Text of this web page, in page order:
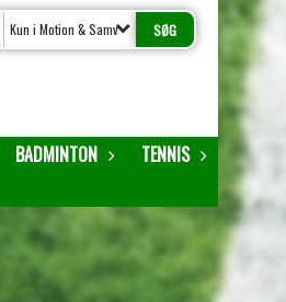
Kun i Motion & Samvær
BADMINTON
TENNIS